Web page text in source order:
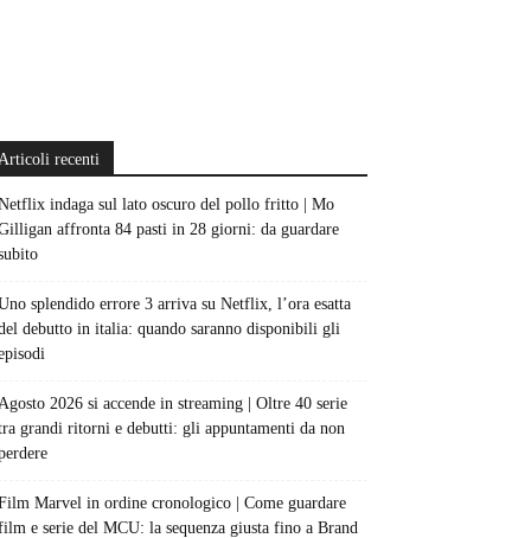
recenti
indaga sul lato oscuro del pollo fritto | Mo
affronta 84 pasti in 28 giorni: da guardare
splendido errore 3 arriva su Netflix, l’ora esatta
debutto in italia: quando saranno disponibili gli
2026 si accende in streaming | Oltre 40 serie
grandi ritorni e debutti: gli appuntamenti da non
Marvel in ordine cronologico | Come guardare
e serie del MCU: la sequenza giusta fino a Brand